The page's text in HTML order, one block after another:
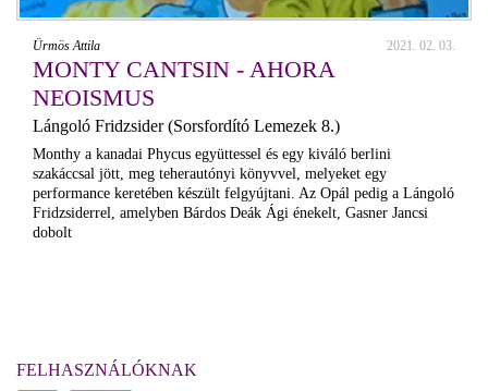
Ürmös Attila 2021. 02. 03.
MONTY CANTSIN - AHORA
NEOISMUS
Lángoló Fridzsider (Sorsfordító Lemezek 8.)
Monthy a kanadai Phycus együttessel és egy kiváló berlini
szakáccsal jött, meg teherautónyi könyvvel, melyeket egy
performance keretében készült felgyújtani. Az Opál pedig a Lángoló
Fridzsiderrel, amelyben Bárdos Deák Ági énekelt, Gasner Jancsi
dobolt
FELHASZNÁLÓKNAK